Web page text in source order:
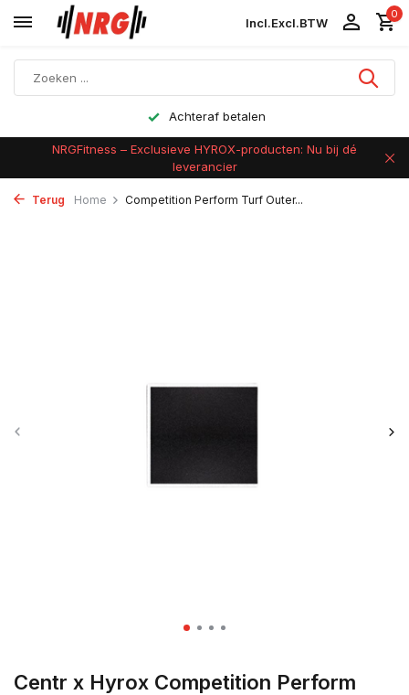
Incl.Excl.BTW
0
Achteraf betalen
NRGFitness – Exclusieve HYROX-producten: Nu bij dé
leverancier
Terug Home Competition Perform Turf Outer...
Centr x Hyrox Competition Perform